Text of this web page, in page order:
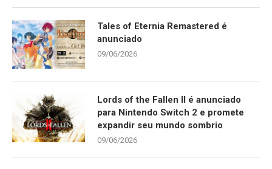
Tales of Eternia Remastered é
anunciado
09/06/2026
Lords of the Fallen II é anunciado
para Nintendo Switch 2 e promete
expandir seu mundo sombrio
09/06/2026